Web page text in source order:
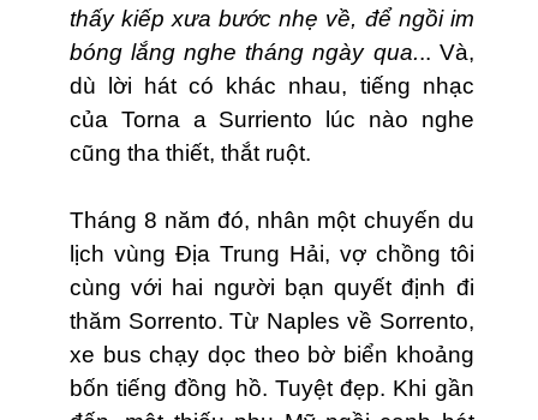
thấy kiếp xưa bước nhẹ về, để ngồi im
bóng lắng nghe tháng ngày qua... Và,
dù lời hát có khác nhau, tiếng nhạc
của Torna a Surriento lúc nào nghe
cũng tha thiết, thắt ruột.
Tháng 8 năm đó, nhân một chuyến du
lịch vùng Địa Trung Hải, vợ chồng tôi
cùng với hai người bạn quyết định đi
thăm Sorrento. Từ Naples về Sorrento,
xe bus chạy dọc theo bờ biển khoảng
bốn tiếng đồng hồ. Tuyệt đẹp. Khi gần